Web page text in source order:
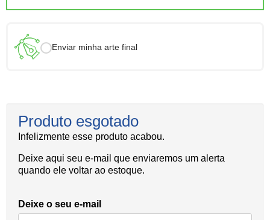
Enviar minha arte final
Produto esgotado
Infelizmente esse produto acabou.
Deixe aqui seu e-mail que enviaremos um alerta
quando ele voltar ao estoque.
Deixe o seu e-mail